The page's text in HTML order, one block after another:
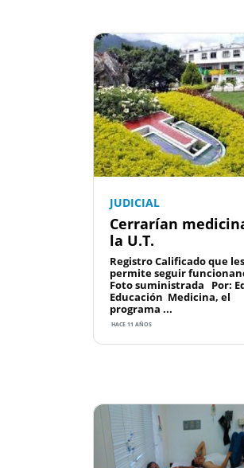
JUDICIAL
Cerrarían
la U.T.
Registro Calificado que les
permite seguir
Foto suministrada Por:
Educación Medicina, el
programa ...
HACE 11 AÑOS